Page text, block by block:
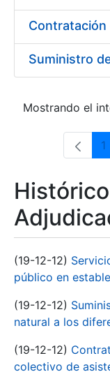
Mostrando el
1
(19-12-12)
público en
(19-12-12)
natural a los
(19-12-12)
colectivo de